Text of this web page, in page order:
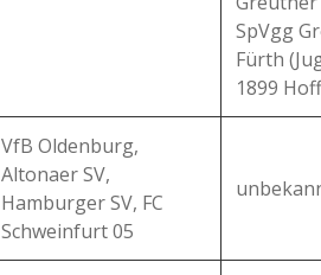
SpVgg
Fürth
1899
VfB Oldenburg,
Altonaer SV,
Hamburger SV, FC
Schweinfurt 05